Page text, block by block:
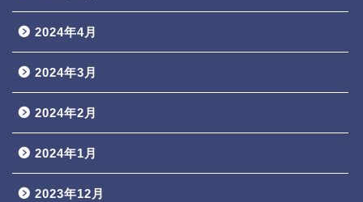
2024年4月
2024年3月
2024年2月
2024年1月
2023年12月